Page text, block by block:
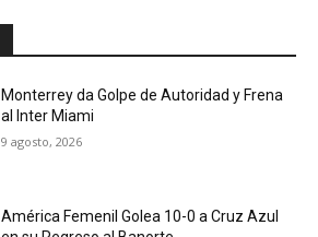
Monterrey da Golpe de Autoridad y Frena
al Inter Miami
9 agosto, 2026
América Femenil Golea 10-0 a Cruz Azul